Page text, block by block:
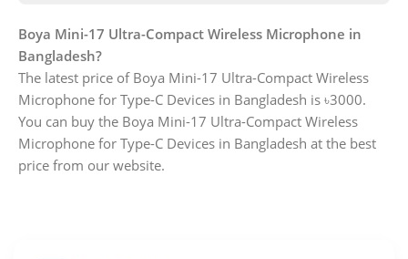
Boya Mini-17 Ultra-Compact Wireless Microphone in
Bangladesh?
The latest price of Boya Mini-17 Ultra-Compact Wireless
Microphone for Type-C Devices in Bangladesh is ৳3000.
You can buy the Boya Mini-17 Ultra-Compact Wireless
Microphone for Type-C Devices in Bangladesh at the best
price from our website.